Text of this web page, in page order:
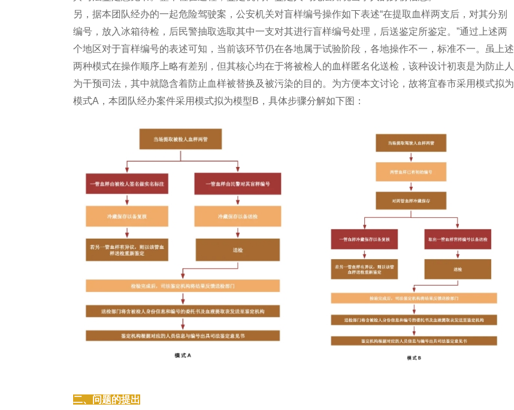
另，据本团队经办的一起危险驾驶案，公安机关对盲样编号操作如下表述“在提取血样两支后，对其分别
编号，放入冰箱待检，后民警抽取选取其中一支对其进行盲样编号处理，后送鉴定所鉴定。”通过上述两
个地区对于盲样编号的表述可知，当前该环节仍在各地属于试验阶段，各地操作不一，标准不一。虽上述
两种模式在操作顺序上略有差别，但其核心均在于将被检人的血样匿名化送检，该种设计初衷是为防止人
为干预司法，其中就隐含着防止血样被替换及被污染的目的。为方便本文讨论，故将宜春市采用模式拟为
模式A，本团队经办案件采用模式拟为模型B，具体步骤分解如下图：
二、问题的提出